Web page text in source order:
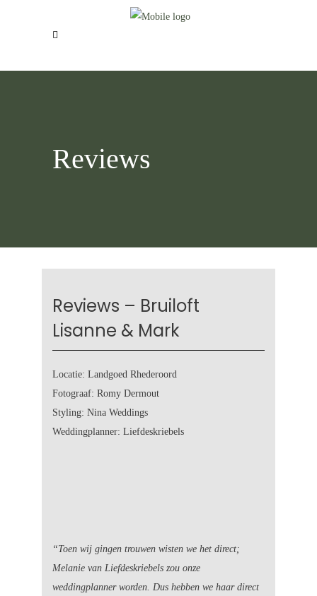
Reviews
Reviews – Bruiloft
Lisanne & Mark
Locatie: Landgoed Rhederoord
Fotograaf: Romy Dermout
Styling: Nina Weddings
Weddingplanner: Liefdeskriebels
“Toen wij gingen trouwen wisten we het direct;
Melanie van Liefdeskriebels zou onze
weddingplanner worden. Dus hebben we haar direct